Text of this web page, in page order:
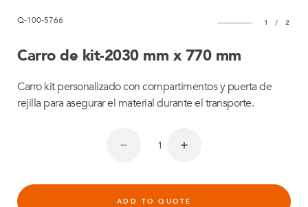
Q-100-5766 1 / 2
Carro de kit-2030 mm x 770 mm
Carro kit personalizado con compartimentos y puerta de
rejilla para asegurar el material durante el transporte.
ADD TO QUOTE